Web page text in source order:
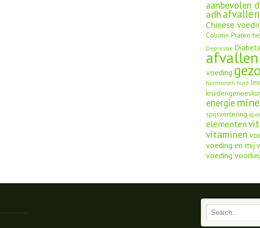
aanbevolen
adh afvallen
Chinese
Column Praten
Depressie
afvallen
voeding
hormonen huid
energie
spijsvertering
elementen
vitaminen
voeding en mij
voeding